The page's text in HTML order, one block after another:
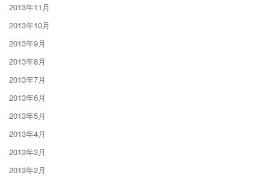
2013年11月
2013年10月
2013年9月
2013年8月
2013年7月
2013年6月
2013年5月
2013年4月
2013年3月
2013年2月